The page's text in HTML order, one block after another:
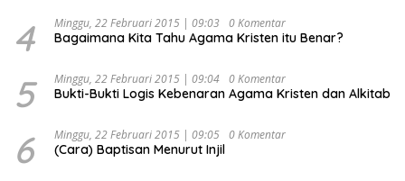
4 Minggu, 22 Februari 2015 | 09:03 0 Komentar
Bagaimana Kita Tahu Agama Kristen itu Benar?
5 Minggu, 22 Februari 2015 | 09:04 0 Komentar
Bukti-Bukti Logis Kebenaran Agama Kristen dan Alkitab
6 Minggu, 22 Februari 2015 | 09:05 0 Komentar
(Cara) Baptisan Menurut Injil